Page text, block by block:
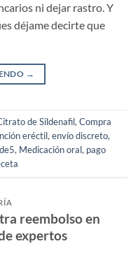
ni dejar rastro. Y
déjame decirte que
→
de Sildenafil,Compra
eréctil,envío discreto,
, Medicación oral, pago
reembolso en
expertos